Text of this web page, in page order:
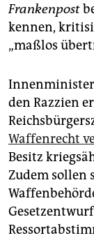
Frankenpost
kennen,
„maßlos
den Razzien
Waffenrecht
Besitz
Zudem sollen